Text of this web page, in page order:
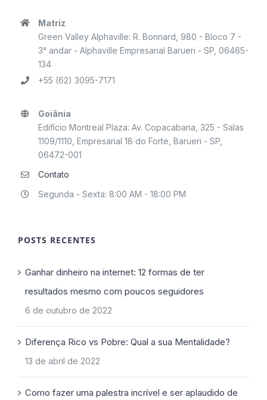
Matriz
Green Valley Alphaville: R. Bonnard, 980 - Bloco 7 -
3° andar - Alphaville Empresarial Barueri - SP, 06465-
134
+55 (62) 3095-7171
Goiânia
Edifício Montreal Plaza: Av. Copacabana, 325 - Salas
1109/1110, Empresarial 18 do Forte, Barueri - SP,
06472-001
Contato
Segunda - Sexta: 8:00 AM - 18:00 PM
POSTS RECENTES
Ganhar dinheiro na internet: 12 formas de ter
resultados mesmo com poucos seguidores
6 de outubro de 2022
Diferença Rico vs Pobre: Qual a sua Mentalidade?
13 de abril de 2022
Como fazer uma palestra incrível e ser aplaudido de